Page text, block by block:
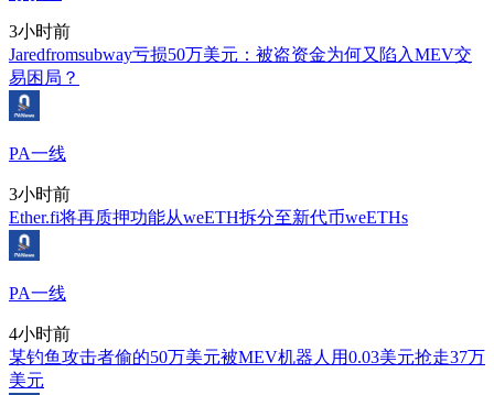
3小时前
Jaredfromsubway亏损50万美元：被盗资金为何又陷入MEV交
易困局？
PA一线
3小时前
Ether.fi将再质押功能从weETH拆分至新代币weETHs
PA一线
4小时前
某钓鱼攻击者偷的50万美元被MEV机器人用0.03美元抢走37万
美元